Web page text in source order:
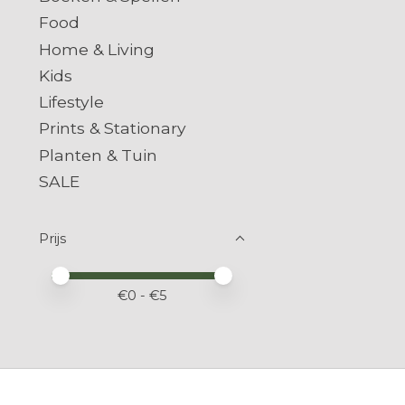
Food
Home & Living
Kids
Lifestyle
Prints & Stationary
Planten & Tuin
SALE
Prijs
Minimale prijswaarde
Price maximum value
€0 - €5